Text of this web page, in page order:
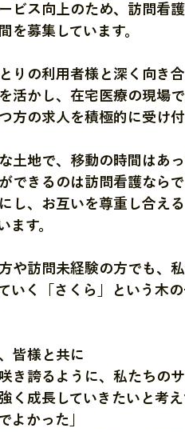
ビス向上のため、訪問看
を募集しています。
りの利用者様と深く向き合
活かし、在宅医療の現場
方の求人を積極的に受け付
土地で、移動の時間はあ
できるのは訪問看護なら
し、お互いを尊重し合え
ます。
や訪問未経験の方でも、
いく「さくら」という木
皆様と共に
き誇るように、私たちの
く成長していきたいと考え
よかった」